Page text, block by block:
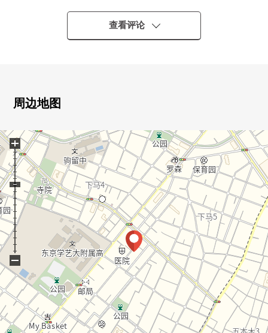
到东急田园都市线、世田谷线"三轩茶屋"车站所要时间11分
■ 推荐焦点━━━━━━━━━━━━・・・・・
0 1楼多功能室，也可以作为居室的利用
○ 约6.91平米的阁楼有
0 专用院子有
○ 附带防止犯罪面被考虑的TV监视器的防盗门系统
○ 不在时便利的智能快递柜有
查看评论
周边地图
+
−